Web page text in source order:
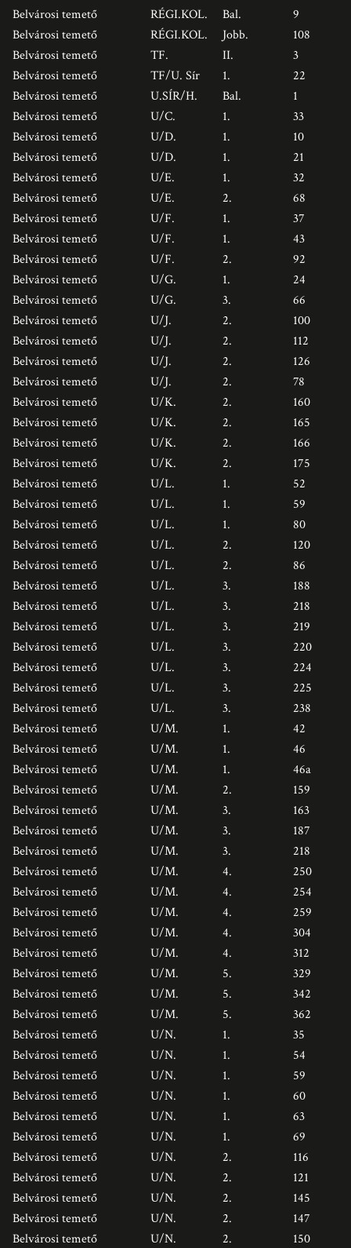
Belvárosi temető
RÉGI.KOL. Bal.
9
Belvárosi temető
RÉGI.KOL. Jobb.
108
Belvárosi temető
TF. II.
3
Belvárosi temető
TF/U. Sír 1.
22
Belvárosi temető
U.SÍR/H. Bal.
1
Belvárosi temető
U/C. 1.
33
Belvárosi temető
U/D. 1.
10
Belvárosi temető
U/D. 1.
21
Belvárosi temető
U/E. 1.
32
Belvárosi temető
U/E. 2.
68
Belvárosi temető
U/F. 1.
37
Belvárosi temető
U/F. 1.
43
Belvárosi temető
U/F. 2.
92
Belvárosi temető
U/G. 1.
24
Belvárosi temető
U/G. 3.
66
Belvárosi temető
U/J. 2.
100
Belvárosi temető
U/J. 2.
112
Belvárosi temető
U/J. 2.
126
Belvárosi temető
U/J. 2.
78
Belvárosi temető
U/K. 2.
160
Belvárosi temető
U/K. 2.
165
Belvárosi temető
U/K. 2.
166
Belvárosi temető
U/K. 2.
175
Belvárosi temető
U/L. 1.
52
Belvárosi temető
U/L. 1.
59
Belvárosi temető
U/L. 1.
80
Belvárosi temető
U/L. 2.
120
Belvárosi temető
U/L. 2.
86
Belvárosi temető
U/L. 3.
188
Belvárosi temető
U/L. 3.
218
Belvárosi temető
U/L. 3.
219
Belvárosi temető
U/L. 3.
220
Belvárosi temető
U/L. 3.
224
Belvárosi temető
U/L. 3.
225
Belvárosi temető
U/L. 3.
238
Belvárosi temető
U/M. 1.
42
Belvárosi temető
U/M. 1.
46
Belvárosi temető
U/M. 1.
46a
Belvárosi temető
U/M. 2.
159
Belvárosi temető
U/M. 3.
163
Belvárosi temető
U/M. 3.
187
Belvárosi temető
U/M. 3.
218
Belvárosi temető
U/M. 4.
250
Belvárosi temető
U/M. 4.
254
Belvárosi temető
U/M. 4.
259
Belvárosi temető
U/M. 4.
304
Belvárosi temető
U/M. 4.
312
Belvárosi temető
U/M. 5.
329
Belvárosi temető
U/M. 5.
342
Belvárosi temető
U/M. 5.
362
Belvárosi temető
U/N. 1.
35
Belvárosi temető
U/N. 1.
54
Belvárosi temető
U/N. 1.
59
Belvárosi temető
U/N. 1.
60
Belvárosi temető
U/N. 1.
63
Belvárosi temető
U/N. 1.
69
Belvárosi temető
U/N. 2.
116
Belvárosi temető
U/N. 2.
121
Belvárosi temető
U/N. 2.
145
Belvárosi temető
U/N. 2.
147
Belvárosi temető
U/N. 2. 150